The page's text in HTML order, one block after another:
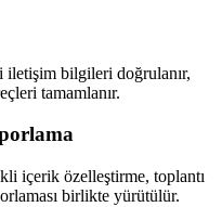
bilgileri doğrulanır,
tamamlanır.
içerik özelleştirme, toplantı
birlikte yürütülür.